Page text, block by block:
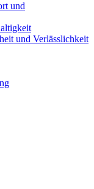
und
und Verlässlichkeit